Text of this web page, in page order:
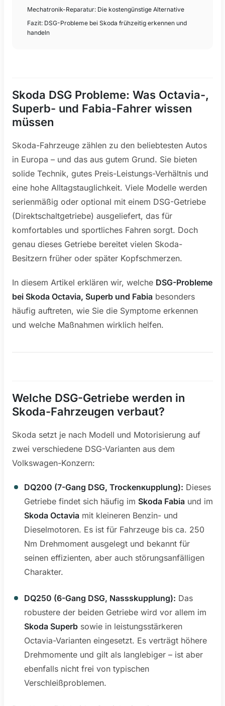
Mechatronik-Reparatur: Die kostengünstige Alternative
Fazit: DSG-Probleme bei Skoda frühzeitig erkennen und
handeln
Skoda DSG Probleme: Was Octavia-,
Superb- und Fabia-Fahrer wissen
müssen
Skoda-Fahrzeuge zählen zu den beliebtesten Autos
in Europa – und das aus gutem Grund. Sie bieten
solide Technik, gutes Preis-Leistungs-Verhältnis und
eine hohe Alltagstauglichkeit. Viele Modelle werden
serienmäßig oder optional mit einem DSG-Getriebe
(Direktschaltgetriebe) ausgeliefert, das für
komfortables und sportliches Fahren sorgt. Doch
genau dieses Getriebe bereitet vielen Skoda-
Besitzern früher oder später Kopfschmerzen.
In diesem Artikel erklären wir, welche DSG-Probleme
bei Skoda Octavia, Superb und Fabia besonders
häufig auftreten, wie Sie die Symptome erkennen
und welche Maßnahmen wirklich helfen.
Welche DSG-Getriebe werden in
Skoda-Fahrzeugen verbaut?
Skoda setzt je nach Modell und Motorisierung auf
zwei verschiedene DSG-Varianten aus dem
Volkswagen-Konzern:
DQ200 (7-Gang DSG, Trockenкupplung): Dieses
Getriebe findet sich häufig im Skoda Fabia und im
Skoda Octavia mit kleineren Benzin- und
Dieselmotoren. Es ist für Fahrzeuge bis ca. 250
Nm Drehmoment ausgelegt und bekannt für
seinen effizienten, aber auch störungsanfälligen
Charakter.
DQ250 (6-Gang DSG, Nassskupplung): Das
robustere der beiden Getriebe wird vor allem im
Skoda Superb sowie in leistungsstärkeren
Octavia-Varianten eingesetzt. Es verträgt höhere
Drehmomente und gilt als langlebiger – ist aber
ebenfalls nicht frei von typischen
Verschleißproblemen.